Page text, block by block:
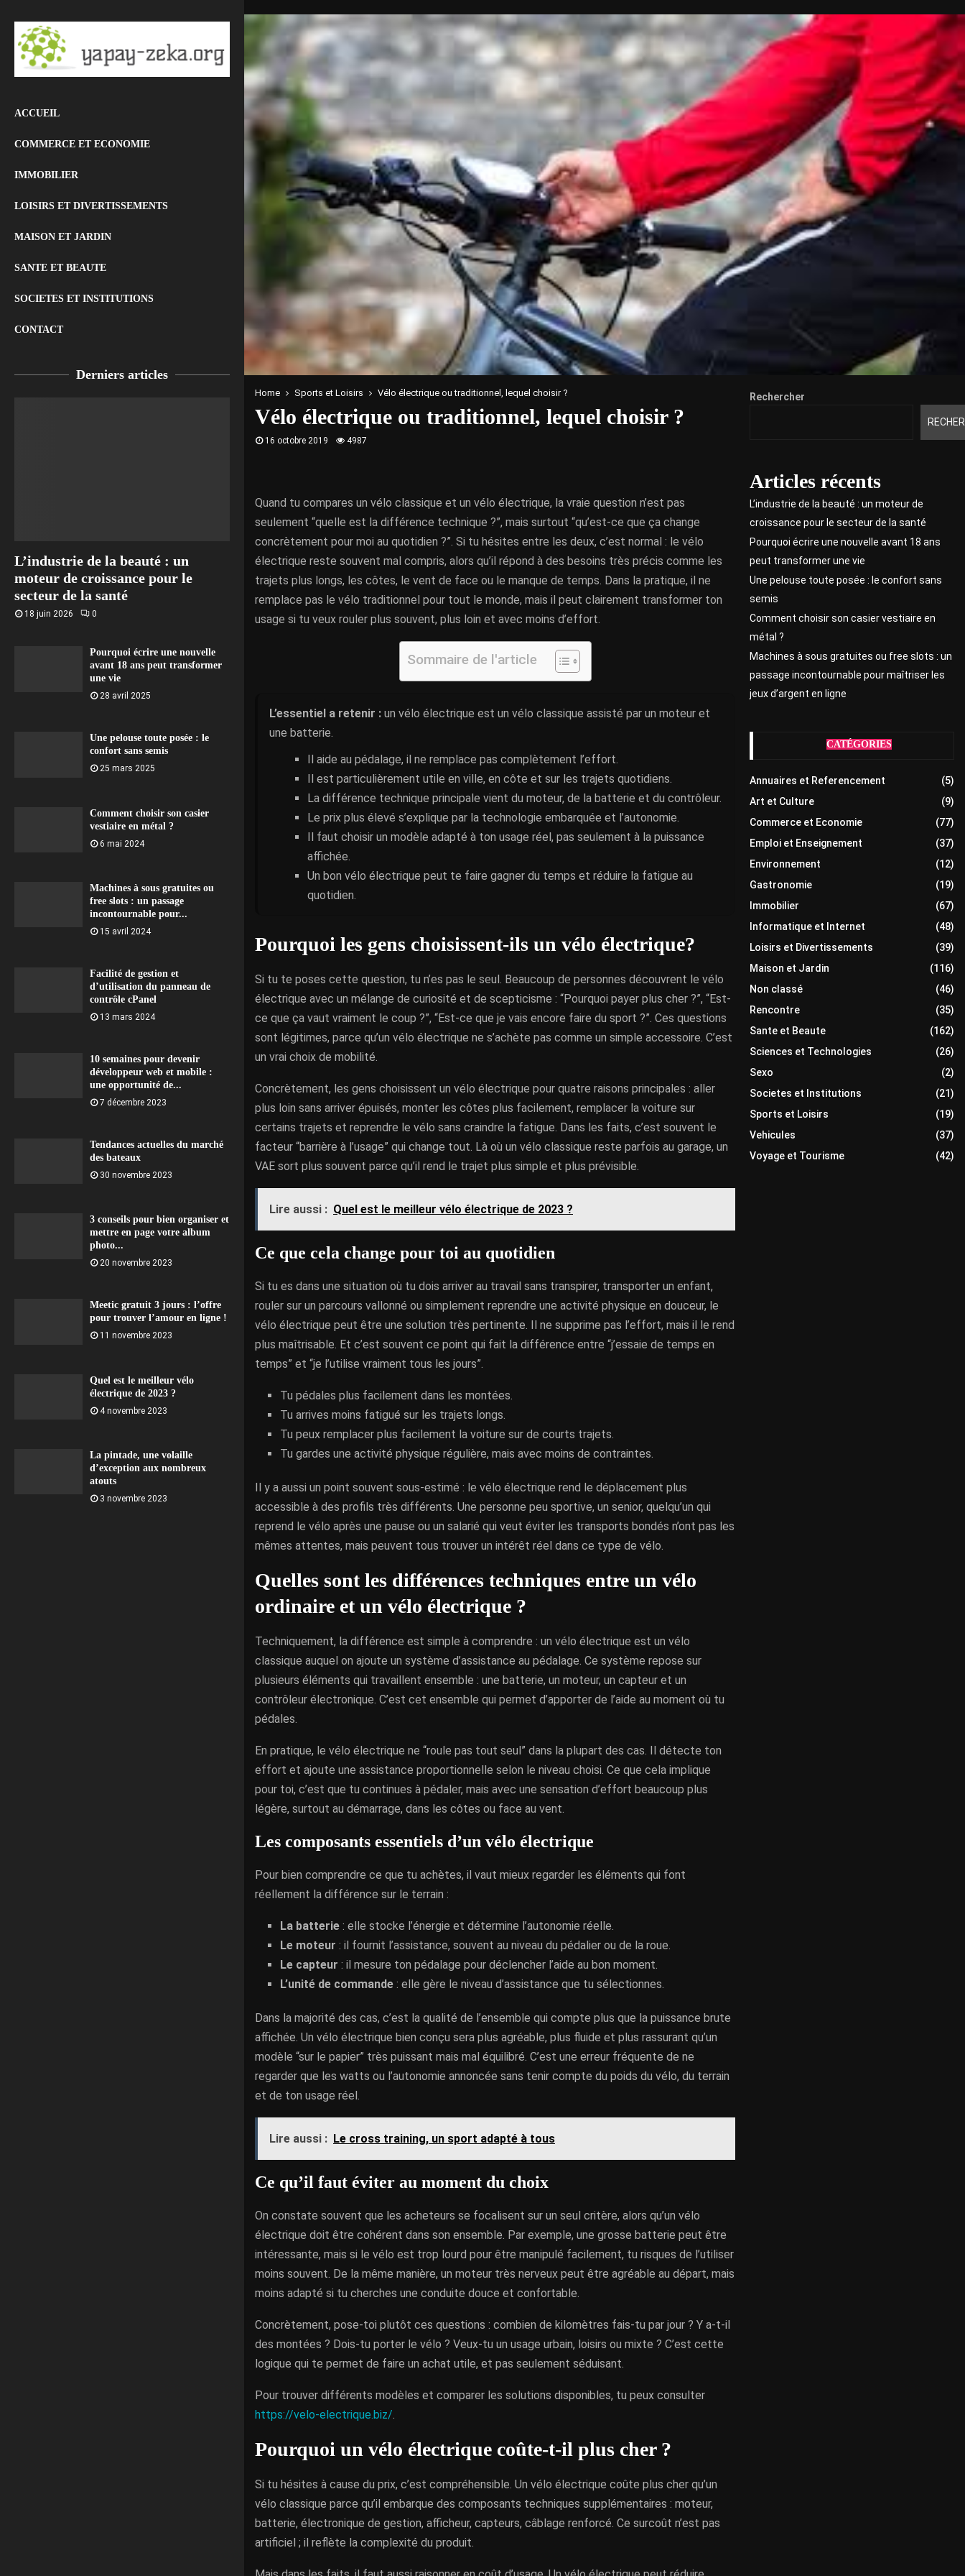
ACCUEIL
COMMERCE ET ECONOMIE
IMMOBILIER
LOISIRS ET DIVERTISSEMENTS
MAISON ET JARDIN
SANTE ET BEAUTE
SOCIETES ET INSTITUTIONS
CONTACT
Derniers articles
L’industrie de la beauté : un
moteur de croissance pour le
secteur de la santé
18 juin 2026 0
Pourquoi écrire une nouvelle
avant 18 ans peut transformer
une vie
28 avril 2025
Une pelouse toute posée : le
confort sans semis
25 mars 2025
Comment choisir son casier
vestiaire en métal ?
6 mai 2024
Machines à sous gratuites ou
free slots : un passage
incontournable pour...
15 avril 2024
Facilité de gestion et
d’utilisation du panneau de
contrôle cPanel
13 mars 2024
10 semaines pour devenir
développeur web et mobile :
une opportunité de...
7 décembre 2023
Tendances actuelles du marché
des bateaux
30 novembre 2023
3 conseils pour bien organiser et
mettre en page votre album
photo...
20 novembre 2023
Meetic gratuit 3 jours : l’offre
pour trouver l’amour en ligne !
11 novembre 2023
Quel est le meilleur vélo
électrique de 2023 ?
4 novembre 2023
La pintade, une volaille
d’exception aux nombreux
atouts
3 novembre 2023
Home Sports et Loisirs Vélo électrique ou traditionnel, lequel choisir ?
Vélo électrique ou traditionnel, lequel choisir ?
16 octobre 2019 4987
Quand tu compares un vélo classique et un vélo électrique, la vraie question n’est pas
seulement “quelle est la différence technique ?”, mais surtout “qu’est-ce que ça change
concrètement pour moi au quotidien ?”. Si tu hésites entre les deux, c’est normal : le vélo
électrique reste souvent mal compris, alors qu’il répond à des besoins très précis comme les
trajets plus longs, les côtes, le vent de face ou le manque de temps. Dans la pratique, il ne
remplace pas le vélo traditionnel pour tout le monde, mais il peut clairement transformer ton
usage si tu veux rouler plus souvent, plus loin et avec moins d’effort.
Sommaire de l'article
L’essentiel a retenir : un vélo électrique est un vélo classique assisté par un moteur et
une batterie.
Il aide au pédalage, il ne remplace pas complètement l’effort.
Il est particulièrement utile en ville, en côte et sur les trajets quotidiens.
La différence technique principale vient du moteur, de la batterie et du contrôleur.
Le prix plus élevé s’explique par la technologie embarquée et l’autonomie.
Il faut choisir un modèle adapté à ton usage réel, pas seulement à la puissance
affichée.
Un bon vélo électrique peut te faire gagner du temps et réduire la fatigue au
quotidien.
Pourquoi les gens choisissent-ils un vélo électrique?
Si tu te poses cette question, tu n’es pas le seul. Beaucoup de personnes découvrent le vélo
électrique avec un mélange de curiosité et de scepticisme : “Pourquoi payer plus cher ?”, “Est-
ce que ça vaut vraiment le coup ?”, “Est-ce que je vais encore faire du sport ?”. Ces questions
sont légitimes, parce qu’un vélo électrique ne s’achète pas comme un simple accessoire. C’est
un vrai choix de mobilité.
Concrètement, les gens choisissent un vélo électrique pour quatre raisons principales : aller
plus loin sans arriver épuisés, monter les côtes plus facilement, remplacer la voiture sur
certains trajets et reprendre le vélo sans craindre la fatigue. Dans les faits, c’est souvent le
facteur “barrière à l’usage” qui change tout. Là où un vélo classique reste parfois au garage, un
VAE sort plus souvent parce qu’il rend le trajet plus simple et plus prévisible.
Lire aussi : Quel est le meilleur vélo électrique de 2023 ?
Ce que cela change pour toi au quotidien
Si tu es dans une situation où tu dois arriver au travail sans transpirer, transporter un enfant,
rouler sur un parcours vallonné ou simplement reprendre une activité physique en douceur, le
vélo électrique peut être une solution très pertinente. Il ne supprime pas l’effort, mais il le rend
plus maîtrisable. Et c’est souvent ce point qui fait la différence entre “j’essaie de temps en
temps” et “je l’utilise vraiment tous les jours”.
Tu pédales plus facilement dans les montées.
Tu arrives moins fatigué sur les trajets longs.
Tu peux remplacer plus facilement la voiture sur de courts trajets.
Tu gardes une activité physique régulière, mais avec moins de contraintes.
Il y a aussi un point souvent sous-estimé : le vélo électrique rend le déplacement plus
accessible à des profils très différents. Une personne peu sportive, un senior, quelqu’un qui
reprend le vélo après une pause ou un salarié qui veut éviter les transports bondés n’ont pas les
mêmes attentes, mais peuvent tous trouver un intérêt réel dans ce type de vélo.
Quelles sont les différences techniques entre un vélo
ordinaire et un vélo électrique ?
Techniquement, la différence est simple à comprendre : un vélo électrique est un vélo
classique auquel on ajoute un système d’assistance au pédalage. Ce système repose sur
plusieurs éléments qui travaillent ensemble : une batterie, un moteur, un capteur et un
contrôleur électronique. C’est cet ensemble qui permet d’apporter de l’aide au moment où tu
pédales.
En pratique, le vélo électrique ne “roule pas tout seul” dans la plupart des cas. Il détecte ton
effort et ajoute une assistance proportionnelle selon le niveau choisi. Ce que cela implique
pour toi, c’est que tu continues à pédaler, mais avec une sensation d’effort beaucoup plus
légère, surtout au démarrage, dans les côtes ou face au vent.
Les composants essentiels d’un vélo électrique
Pour bien comprendre ce que tu achètes, il vaut mieux regarder les éléments qui font
réellement la différence sur le terrain :
La batterie : elle stocke l’énergie et détermine l’autonomie réelle.
Le moteur : il fournit l’assistance, souvent au niveau du pédalier ou de la roue.
Le capteur : il mesure ton pédalage pour déclencher l’aide au bon moment.
L’unité de commande : elle gère le niveau d’assistance que tu sélectionnes.
Dans la majorité des cas, c’est la qualité de l’ensemble qui compte plus que la puissance brute
affichée. Un vélo électrique bien conçu sera plus agréable, plus fluide et plus rassurant qu’un
modèle “sur le papier” très puissant mais mal équilibré. C’est une erreur fréquente de ne
regarder que les watts ou l’autonomie annoncée sans tenir compte du poids du vélo, du terrain
et de ton usage réel.
Lire aussi : Le cross training, un sport adapté à tous
Ce qu’il faut éviter au moment du choix
On constate souvent que les acheteurs se focalisent sur un seul critère, alors qu’un vélo
électrique doit être cohérent dans son ensemble. Par exemple, une grosse batterie peut être
intéressante, mais si le vélo est trop lourd pour être manipulé facilement, tu risques de l’utiliser
moins souvent. De la même manière, un moteur très nerveux peut être agréable au départ, mais
moins adapté si tu cherches une conduite douce et confortable.
Concrètement, pose-toi plutôt ces questions : combien de kilomètres fais-tu par jour ? Y a-t-il
des montées ? Dois-tu porter le vélo ? Veux-tu un usage urbain, loisirs ou mixte ? C’est cette
logique qui te permet de faire un achat utile, et pas seulement séduisant.
Pour trouver différents modèles et comparer les solutions disponibles, tu peux consulter
https://velo-electrique.biz/.
Pourquoi un vélo électrique coûte-t-il plus cher ?
Si tu hésites à cause du prix, c’est compréhensible. Un vélo électrique coûte plus cher qu’un
vélo classique parce qu’il embarque des composants techniques supplémentaires : moteur,
batterie, électronique de gestion, afficheur, capteurs, câblage renforcé. Ce surcoût n’est pas
artificiel ; il reflète la complexité du produit.
Rechercher
Articles récents
L’industrie de la beauté : un moteur de
croissance pour le secteur de la santé
Pourquoi écrire une nouvelle avant 18 ans
peut transformer une vie
Une pelouse toute posée : le confort sans
semis
Comment choisir son casier vestiaire en
métal ?
Machines à sous gratuites ou free slots : un
passage incontournable pour maîtriser les
jeux d’argent en ligne
CATÉGORIES
Annuaires et Referencement
(5)
Art et Culture
(9)
Commerce et Economie
(77)
Emploi et Enseignement
(37)
Environnement
(12)
Gastronomie
(19)
Immobilier
(67)
Informatique et Internet
(48)
Loisirs et Divertissements
(39)
Maison et Jardin
(116)
Non classé
(46)
Rencontre
(35)
Sante et Beaute
(162)
Sciences et Technologies
(26)
Sexo
(2)
Societes et Institutions
(21)
Sports et Loisirs
(19)
Vehicules
(37)
Voyage et Tourisme
(42)